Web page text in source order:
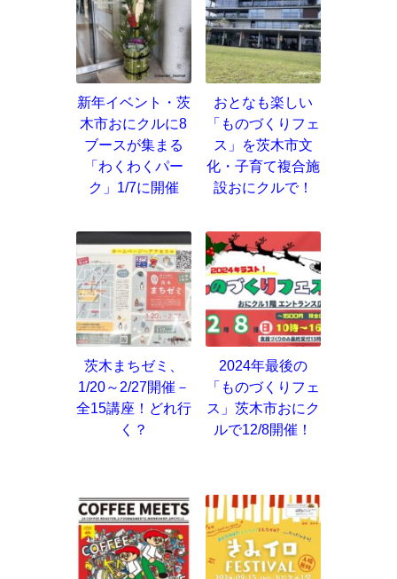
新年イベント・茨
木市おにクルに8
ブースが集まる
「わくわくパー
ク」1/7に開催
おとなも楽しい
「ものづくりフェ
ス」を茨木市文
化・子育て複合施
設おにクルで！
茨木まちゼミ、
1/20～2/27開催－
全15講座！どれ行
く？
2024年最後の
「ものづくりフェ
ス」茨木市おにク
ルで12/8開催！